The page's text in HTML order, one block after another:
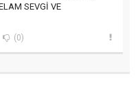
SEVGİ VE
(0)